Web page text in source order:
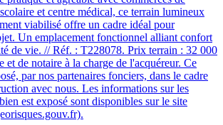
et centre médical, ce terrain lumineux
viabilisé offre un cadre idéal pour
Un emplacement fonctionnel alliant confort
de vie. // Réf. : T228078. Prix terrain : 32 000
et de notaire à la charge de l'acquéreur. Ce
par nos partenaires fonciers, dans le cadre
avec nous. Les informations sur les
est exposé sont disponibles sur le site